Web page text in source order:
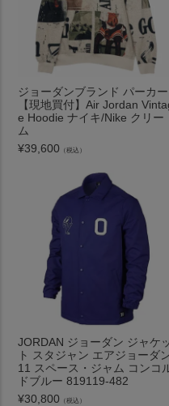
ジョーダンブランド パーカー
【現地買付】Air Jordan
e Hoodie ナイキ/Nike クリー
ム
¥39,600 （税込）
JORDAN ジョーダン ジャケ
ト スタジャン エアジョーダ
11 スペース・ジャム コンコ
ドブルー 819119-482
¥30,800 （税込）